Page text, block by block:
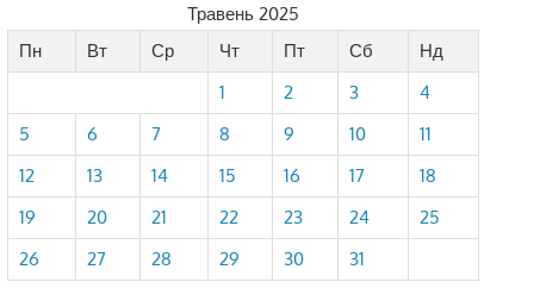
Травень 2025
Пн
Вт Ср Чт Пт Сб
Нд
1
2 3
4
5
6 7 8 9 10
11
12
13 14 15 16 17
18
19
20 21 22 23 24
25
26
27 28 29 30 31